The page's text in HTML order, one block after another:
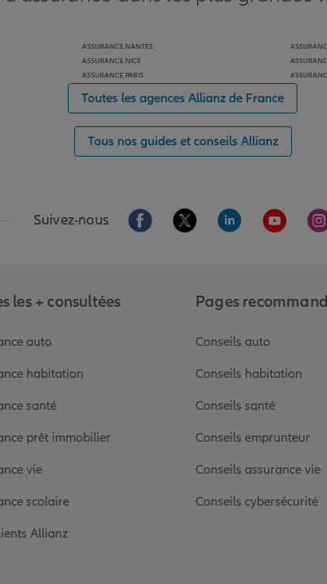
ASSURANCE NANTES
ASSURANCE NICE
ASSURANCE PARIS
Toutes les agences Allianz de France
Tous nos guides et conseils Allianz
Suivez-nous Aller sur la page Facebook de
Aller sur la page Twitter
Aller sur la page
Aller sur
les + consultées
auto
habitation
santé
prêt immobilier
vie
scolaire
Allianz
Pages
Conseils auto
Conseils habitation
Conseils santé
Conseils emprunteur
Conseils assurance vie
Conseils cybersécurité